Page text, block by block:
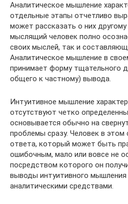
Аналитическое мышление
отдельные этапы отчетливо
может рассказать о них
мыслящий человек полно
своих мыслей, так и
Аналитическое мышление в
принимает форму тщательного
общего к частному) вывода.
Интуитивное мышление
отсутствуют четко
основывается обычно на
проблемы сразу. Человек в этом
ответа, который может быть
ошибочным, мало или вовсе не
посредством которого он
выводы интуитивного
аналитическими средствами.